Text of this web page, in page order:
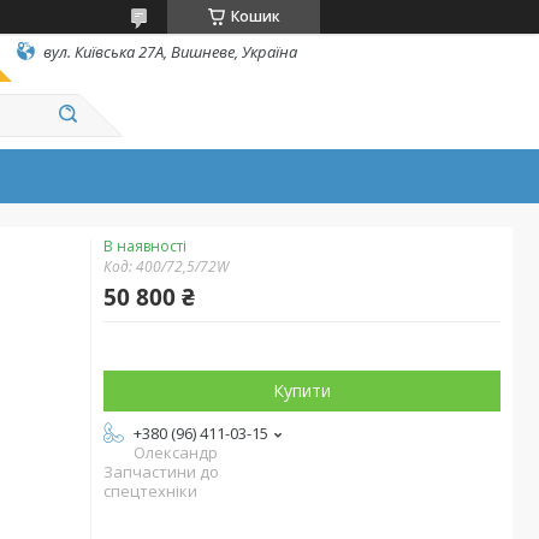
Кошик
вул. Київська 27А, Вишневе, Україна
В наявності
Код:400/72,5/72W
50 800 ₴
Купити
+380 (96) 411-03-15
Олександр
Запчастини до
спецтехніки